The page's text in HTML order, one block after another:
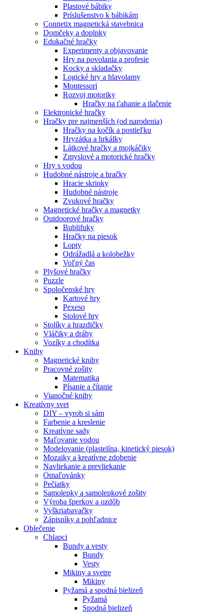
Plastové bábiky
Príslušenstvo k bábikám
Connetix magnetická stavebnica
Domčeky a doplnky
Edukačné hračky
Experimenty a objavovanie
Hry na povolania a profesie
Kocky a skladačky
Logické hry a hlavolamy
Montessori
Rozvoj motoriky
Hračky na ťahanie a tlačenie
Elektronické hračky
Hračky pre najmenších (od narodenia)
Hračky na kočík a postieľku
Hryzátka a hrkálky
Látkové hračky a mojkáčiky
Zmyslové a motorické hračky
Hry s vodou
Hudobné nástroje a hračky
Hracie skrinky
Hudobné nástroje
Zvukové hračky
Magnetické hračky a magnetky
Outdoorové hračky
Bublifuky
Hračky na piesok
Lopty
Odrážadlá a kolobežky
Voľný čas
Plyšové hračky
Puzzle
Spoločenské hry
Kartové hry
Pexeso
Stolové hry
Stolíky a hrazdičky
Vláčiky a dráhy
Vozíky a chodítka
Knihy
Magnetické knihy
Pracovné zošity
Matematika
Písanie a čítanie
Vianočné knihy
Kreatívny svet
DIY – vyrob si sám
Farbenie a kreslenie
Kreatívne sady
Maľovanie vodou
Modelovanie (plastelína, kinetický piesok)
Mozaiky a kreatívne zdobenie
Navliekanie a prevliekanie
Omaľovánky
Pečiatky
Samolepky a samolepkové zošity
Výroba šperkov a ozdôb
Vyškriabavačky
Zápisníky a pohľadnice
Oblečenie
Chlapci
Bundy a vesty
Bundy
Vesty
Mikiny a svetre
Mikiny
Pyžamá a spodná bielizeň
Pyžamá
Spodná bielizeň